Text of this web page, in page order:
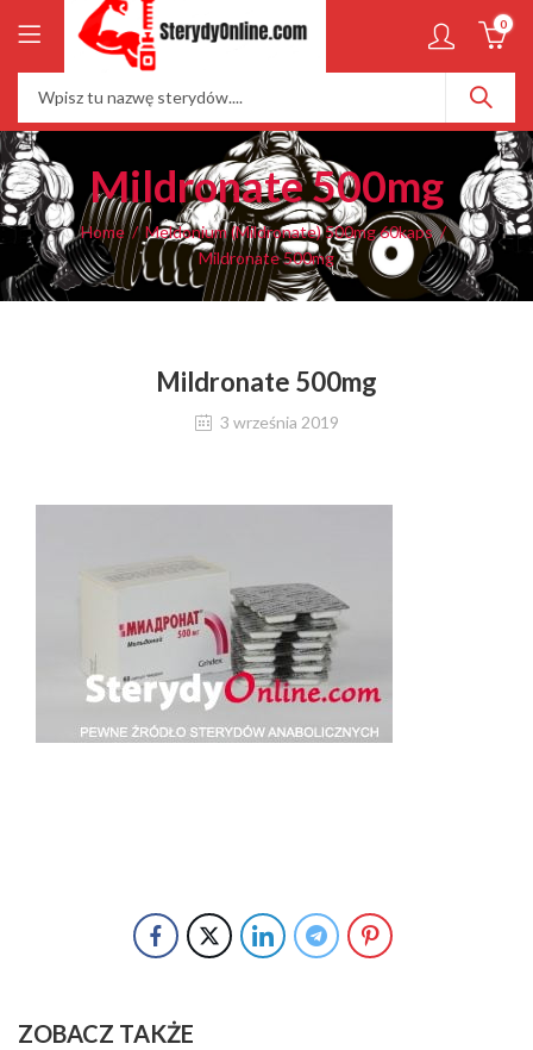
0
Mildronate 500mg
Home
Meldonium (Mildronate) 500mg 60kaps
Mildronate 500mg
Mildronate 500mg
3 września 2019
ZOBACZ TAKŻE